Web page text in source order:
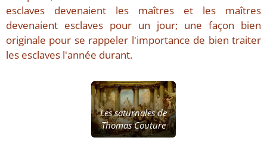
esclaves devenaient les maîtres et les maîtres
devenaient esclaves pour un jour; une façon bien
originale pour se rappeler l'importance de bien traiter
les esclaves l'année durant.
Les saturnales de
Thomas Couture